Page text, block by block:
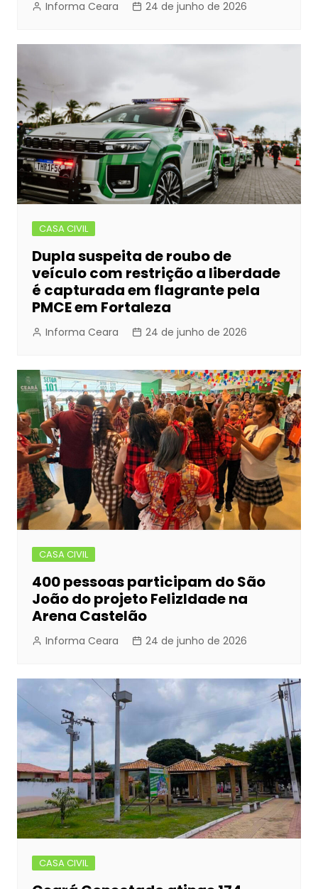
Informa Ceara 24 de junho de 2026
CASA CIVIL
Dupla suspeita de roubo de
veículo com restrição a liberdade
é capturada em flagrante pela
PMCE em Fortaleza
Informa Ceara 24 de junho de 2026
CASA CIVIL
400 pessoas participam do São
João do projeto FelizIdade na
Arena Castelão
Informa Ceara 24 de junho de 2026
CASA CIVIL